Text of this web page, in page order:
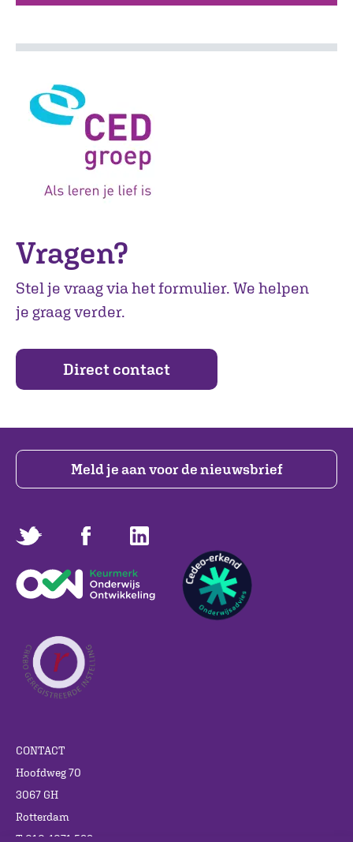
Vragen?
Stel je vraag via het formulier. We helpen
je graag verder.
Direct contact
Meld je aan voor de nieuwsbrief
CONTACT
Hoofdweg 70
3067 GH
Rotterdam
T 010 4071 599